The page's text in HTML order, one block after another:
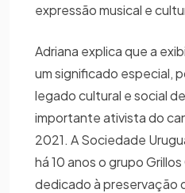
expressão musical e
Adriana explica que a
um significado especial,
legado cultural e social
importante ativista do
2021. A Sociedade
há 10 anos o grupo
dedicado à preservação